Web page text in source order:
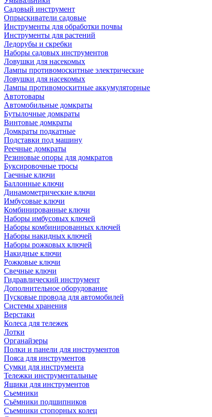
Садовый инструмент
Опрыскиватели садовые
Инструменты для обработки почвы
Инструменты для растений
Ледорубы и скребки
Наборы садовых инструментов
Ловушки для насекомых
Лампы противомоскитные электрические
Ловушки для насекомых
Лампы противомоскитные аккумуляторные
Автотовары
Автомобильные домкраты
Бутылочные домкраты
Винтовые домкраты
Домкраты подкатные
Подставки под машину
Реечные домкраты
Резиновые опоры для домкратов
Буксировочные тросы
Гаечные ключи
Баллонные ключи
Динамометрические ключи
Имбусовые ключи
Комбинированные ключи
Наборы имбусовых ключей
Наборы комбинированных ключей
Наборы накидных ключей
Наборы рожковых ключей
Накидные ключи
Рожковые ключи
Свечные ключи
Гидравлический инструмент
Дополнительное оборудование
Пусковые провода для автомобилей
Системы хранения
Верстаки
Колеса для тележек
Лотки
Органайзеры
Полки и панели для инструментов
Пояса для инструментов
Сумки для инструмента
Тележки инструментальные
Ящики для инструментов
Съемники
Съёмники подшипников
Съемники стопорных колец